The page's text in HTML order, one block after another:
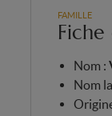
FAMILLE
Nom :
Nom